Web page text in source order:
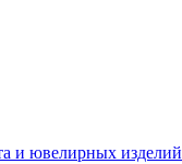
и ювелирных изделий